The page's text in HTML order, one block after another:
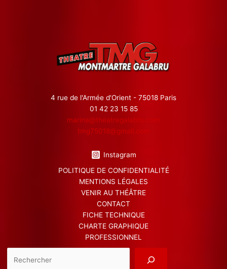
4 rue de l'Armée d'Orient - 75018 Paris
01 42 23 15 85
marina@theatregalabru.com
tmg75018@gmail.com
Instagram
POLITIQUE DE CONFIDENTIALITÉ
MENTIONS LÉGALES
VENIR AU THÉÂTRE
CONTACT
FICHE TECHNIQUE
CHARTE GRAPHIQUE
PROFESSIONNEL